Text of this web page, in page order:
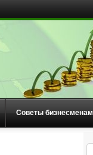
Советы бизнесменам